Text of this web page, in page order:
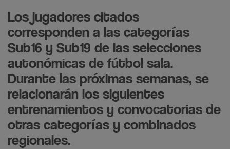
Los jugadores citados
corresponden a las categorías
Sub16 y Sub19 de las selecciones
autonómicas de fútbol sala.
Durante las próximas semanas, se
relacionarán los siguientes
entrenamientos y convocatorias de
otras categorías y combinados
regionales.